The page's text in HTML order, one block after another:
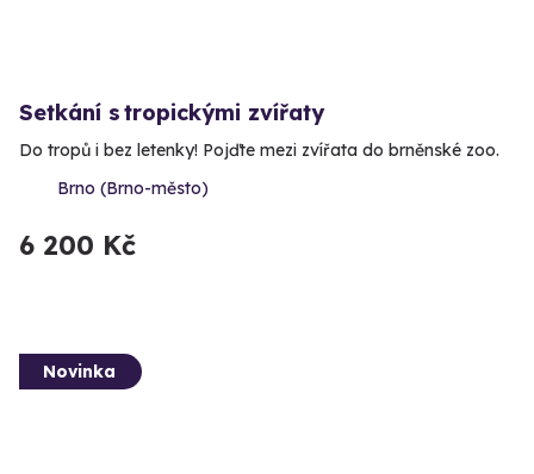
Setkání s tropickými zvířaty
Do tropů i bez letenky! Pojďte mezi zvířata do brněnské zoo.
Brno (Brno-město)
6 200 Kč
Novinka